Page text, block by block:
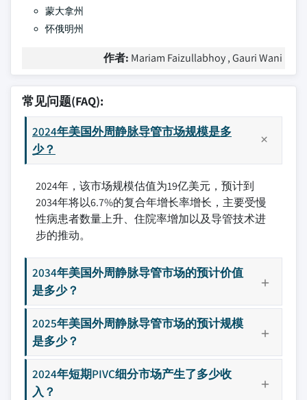
蒙大拿州
怀俄明州
作者: Mariam Faizullabhoy , Gauri Wani
常见问题(FAQ):
2024年美国外周静脉导管市场规模是多
少？
2024年，该市场规模估值为19亿美元，预计到
2034年将以6.7%的复合年增长率增长，主要受慢
性病患者数量上升、住院率增加以及导管技术进
步的推动。
2034年美国外周静脉导管市场的预计价值
是多少？
2025年美国外周静脉导管市场的预计规模
是多少？
2024年短期PIVC细分市场产生了多少收
入？